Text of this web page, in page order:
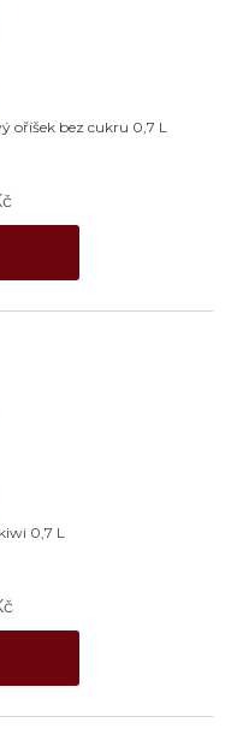
oříšek bez cukru 0,7 L
0,7 L